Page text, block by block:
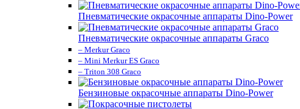
Пневматические окрасочные аппараты Dino-Power
Пневматические окрасочные аппараты Graco
– Merkur Graco
– Mini Merkur ES Graco
– Triton 308 Graco
Бензиновые окрасочные аппараты Dino-Power